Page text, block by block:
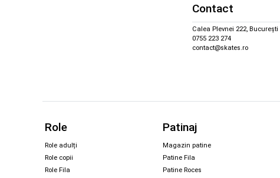
Contact
Calea Plevnei 222, București
0755 223 274
contact@skates.ro
Role
Role adulți
Role copii
Role Fila
Patinaj
Magazin patine
Patine Fila
Patine Roces